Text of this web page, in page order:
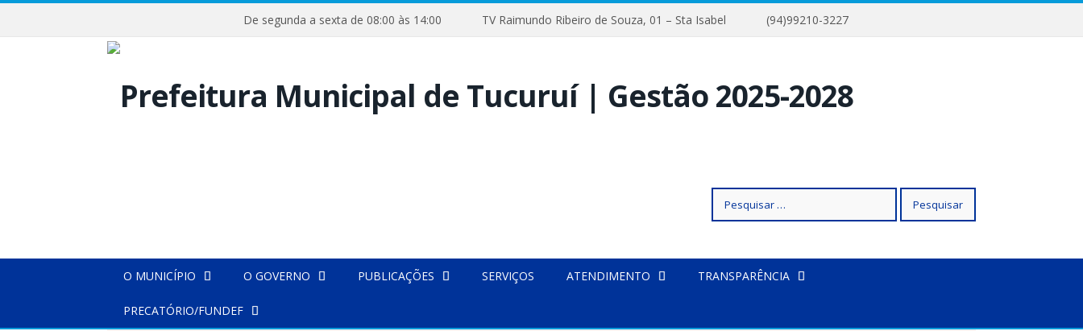
De segunda a sexta de 08:00 às 14:00 TV Raimundo Ribeiro de Souza, 01 – Sta Isabel (94)99210-3227
Pesquisar
O MUNICÍPIO O GOVERNO PUBLICAÇÕES SERVIÇOS ATENDIMENTO TRANSPARÊNCIA
PRECATÓRIO/FUNDEF
Setembro Amarelo – fotos